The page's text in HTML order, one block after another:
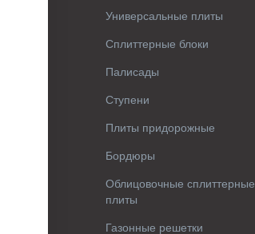
Универсальные плиты
Сплиттерные блоки
Палисады
Ступени
Плиты придорожные
Бордюры
Облицовочные сплиттерные
плиты
Газонные решетки